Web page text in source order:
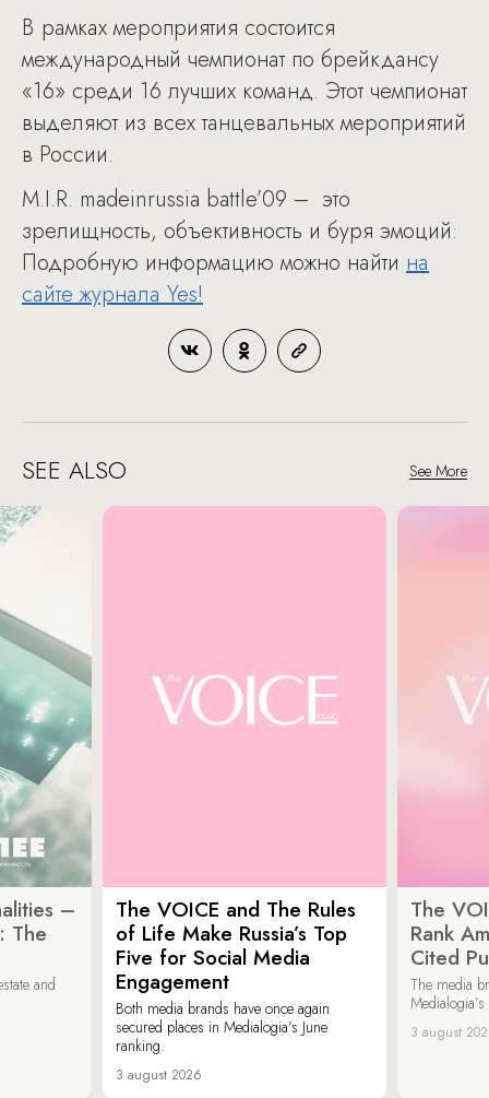
В рамках мероприятия состоится
международный чемпионат по брейкдансу
«16» среди 16 лучших команд. Этот чемпионат
выделяют из всех танцевальных мероприятий
в России.
M.I.R. madeinrussia battle’09 – это
зрелищность, объективность и буря эмоций:
Подробную информацию можно найти на
сайте журнала Yes!
SEE ALSO See More
–
The
and
The VOICE and The Rules
of Life Make Russia’s Top
Five for Social Media
Engagement
Both media brands have once again
secured places in Medialogia’s June
ranking.
3 august 2026
The
Rank
Cited
The media
3 august